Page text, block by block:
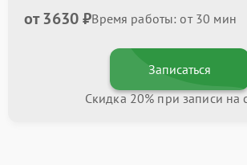
от 3630 ₽Время работы: от 30 мин
Записаться
Скидка 20% при записи на